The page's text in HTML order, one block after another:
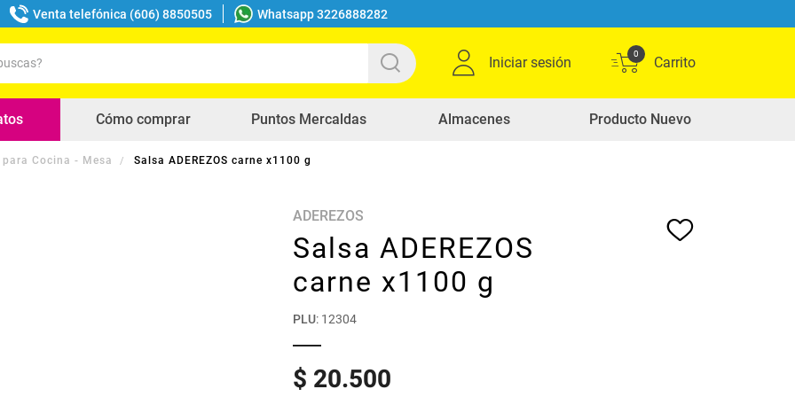
Venta telefónica (606) 8850505 Whatsapp 3226888282
Iniciar sesión
0
Cómo comprar Puntos Mercaldas Almacenes Producto Nuevo
Cocina - Mesa Salsa ADEREZOS carne x1100 g
ADEREZOS
Salsa ADEREZOS
carne x1100 g
PLU: 12304
$ 20.500
buscados